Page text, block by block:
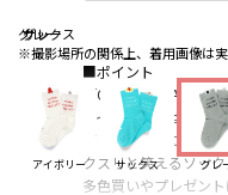
グレー
※撮影場所の関係上、着用画像は
グレー
サックス
アイボリー サックス グレ
■ポイント
「OHIRUGOHAN
アイボリーにはタコ
グレーにはおにぎり
クスリと笑えるソッ
多色買いやプレゼン